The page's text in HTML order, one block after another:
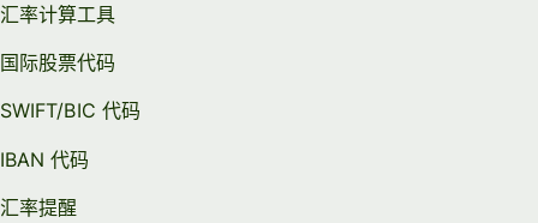
汇率计算工具
国际股票代码
SWIFT/BIC 代码
IBAN 代码
汇率提醒